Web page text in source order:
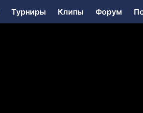
Турниры Клипы Форум